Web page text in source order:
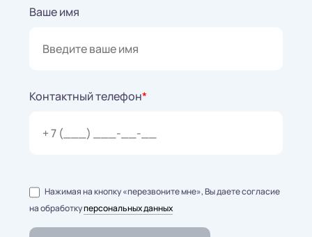
Ваше имя
Контактный телефон*
Нажимая на кнопку «перезвоните мне», Вы даете согласие
на обработкуперсональных данных